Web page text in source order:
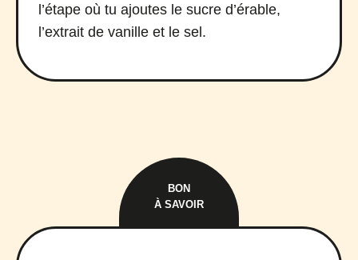
l’étape où tu ajoutes le sucre d’érable,
l’extrait de vanille et le sel.
BON
À SAVOIR